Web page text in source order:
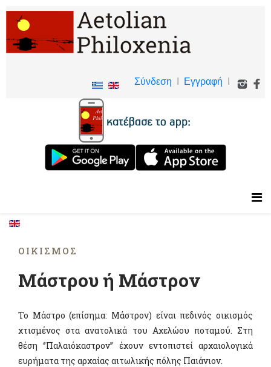
Σύνδεση Εγγραφή
ΟΙΚΙΣΜΌΣ
Μάστρου ή Μάστρον
Το Μάστρο (επίσημα: Μάστρον) είναι πεδινός οικισμός
χτισμένος στα ανατολικά του Αχελώου ποταμού. Στη
θέση ‘’Παλαιόκαστρον’’ έχουν εντοπιστεί αρχαιολογικά
ευρήματα της αρχαίας αιτωλικής πόλης Παιάνιον.